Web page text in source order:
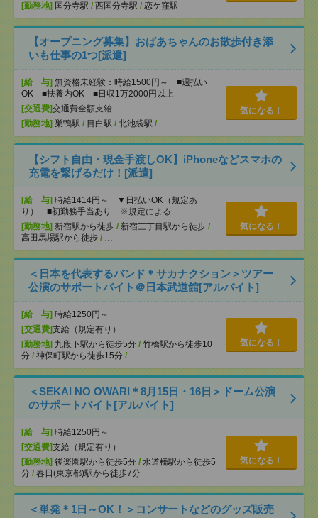
[勤務地] 国分寺駅 / 西国分寺駅 / 恋ケ窪駅
【オープニング募集】おばあちゃんのお散歩付き添
いも仕事の1つ[派遣]
[給 与] 無資格未経験：時給1500円～ ■週払い
OK ■扶養内OK ■日収1万2000円以上
[交通費]交通費全額支給
[勤務地] 巣鴨駅 / 目白駅 / 北池袋駅 / …
気になる！
【シフト自由・現金手渡しOK】iPhoneなどスマホの
充電を繋げるだけ！[派遣]
[給 与] 時給1414円～ ▼日払いOK（規定あ
り） ■初勤務手当あり ※規定による
[勤務地] 新宿駅から徒歩 / 新宿三丁目駅から徒歩 /
高田馬場駅から徒歩 / …
気になる！
＜日本を代表するバンド＊サカナクション＞ツアー
公演のサポートバイト＠日本武道館[アルバイト]
[給 与] 時給1250円～
[交通費]支給（規定有り）
[勤務地] 九段下駅から徒歩5分 / 竹橋駅から徒歩10
分 / 神保町駅から徒歩15分 / …
気になる！
＜SEKAI NO OWARI＊8月15日・16日＞ドーム公演
のサポートバイト[アルバイト]
[給 与] 時給1250円～
[交通費]支給（規定有り）
[勤務地] 後楽園駅から徒歩5分 / 水道橋駅から徒歩5
分 / 春日(東京都)駅から徒歩7分
気になる！
＜単発＊1日～OK！＞コンサートなどのグッズ販売